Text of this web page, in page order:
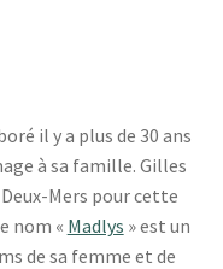
il y a plus de 30 ans
à sa famille. Gilles
Mers pour cette
nom « Madlys » est un
de sa femme et de